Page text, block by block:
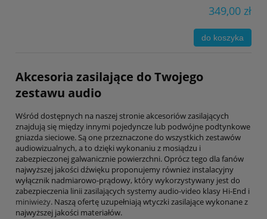
349,00 zł
do koszyka
Akcesoria zasilające do Twojego
zestawu audio
Wśród dostępnych na naszej stronie akcesoriów zasilających
znajdują się między innymi pojedyncze lub podwójne podtynkowe
gniazda sieciowe. Są one przeznaczone do wszystkich zestawów
audiowizualnych, a to dzięki wykonaniu z mosiądzu i
zabezpieczonej galwanicznie powierzchni. Oprócz tego dla fanów
najwyższej jakości dźwięku proponujemy również instalacyjny
wyłącznik nadmiarowo-prądowy, który wykorzystywany jest do
zabezpieczenia linii zasilających systemy audio-video klasy Hi-End i
miniwieży. Naszą ofertę uzupełniają wtyczki zasilające wykonane z
najwyższej jakości materiałów.